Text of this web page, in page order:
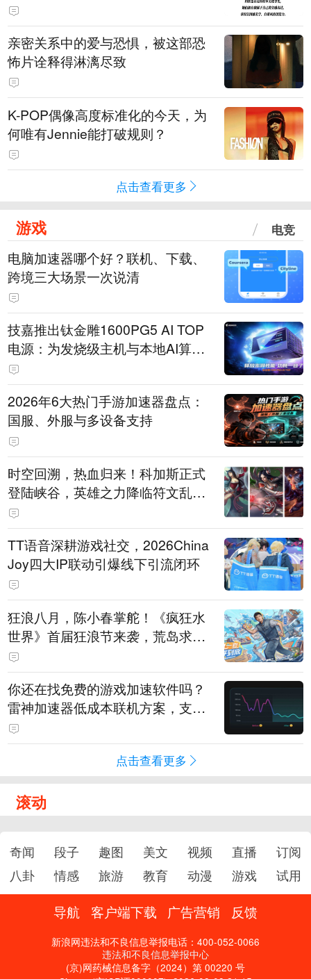
亲密关系中的爱与恐惧，被这部恐
怖片诠释得淋漓尽致
K-POP偶像高度标准化的今天，为
何唯有Jennie能打破规则？
点击查看更多
游戏 电竞
电脑加速器哪个好？联机、下载、
跨境三大场景一次说清
技嘉推出钛金雕1600PG5 AI TOP
电源：为发烧级主机与本地AI算力
打造旗舰供电方案
2026年6大热门手游加速器盘点：
国服、外服与多设备支持
时空回溯，热血归来！科加斯正式
登陆峡谷，英雄之力降临符文乱
斗！
TT语音深耕游戏社交，2026China
Joy四大IP联动引爆线下引流闭环
狂浪八月，陈小春掌舵！《疯狂水
世界》首届狂浪节来袭，荒岛求生
直播即将开启
你还在找免费的游戏加速软件吗？
雷神加速器低成本联机方案，支持
免费试用
点击查看更多
滚动
奇闻 段子 趣图 美文 视频 直播
订阅
八卦
情感 旅游 教育 动漫 游戏 试用
导航 客户端下载 广告营销 反馈
新浪网违法和不良信息举报电话：400-052-0066
违法和不良信息举报中心
(京)网药械信息备字（2024）第 00220 号